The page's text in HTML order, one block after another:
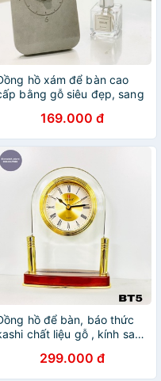
hồ xám để bàn cao
bằng gỗ siêu đẹp, sang
169.000 đ
hồ để bàn, báo thức
chất liệu gỗ , kính sang
299.000 đ